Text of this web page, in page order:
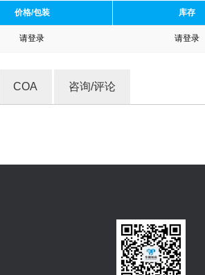
价格/包装 库存
请登录 请登录
COA 咨询/评论